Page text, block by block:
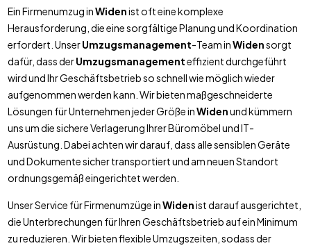
Ein Firmenumzug inWidenist oft eine komplexe
Herausforderung, die eine sorgfältige Planung und Koordination
erfordert. UnserUmzugsmanagement-Team inWidensorgt
dafür, dass derUmzugsmanagementeffizient durchgeführt
wird und Ihr Geschäftsbetrieb so schnell wie möglich wieder
aufgenommen werden kann. Wir bieten maßgeschneiderte
Lösungen für Unternehmen jeder Größe inWidenund kümmern
uns um die sichere Verlagerung Ihrer Büromöbel und IT-
Ausrüstung. Dabei achten wir darauf, dass alle sensiblen Geräte
und Dokumente sicher transportiert und am neuen Standort
ordnungsgemäß eingerichtet werden.
Unser Service für Firmenumzüge inWidenist darauf ausgerichtet,
die Unterbrechungen für Ihren Geschäftsbetrieb auf ein Minimum
zu reduzieren. Wir bieten flexible Umzugszeiten, sodass der